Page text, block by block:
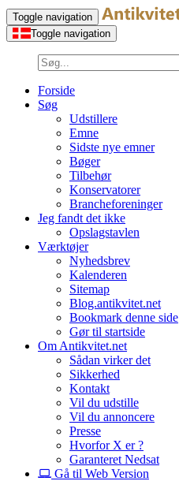
Toggle navigation
Toggle navigation
Forside
Søg
Udstillere
Emne
Sidste nye emner
Bøger
Tilbehør
Konservatorer
Brancheforeninger
Jeg fandt det ikke
Opslagstavlen
Værktøjer
Nyhedsbrev
Kalenderen
Sitemap
Blog.antikvitet.net
Bookmark denne side
Gør til startside
Om Antikvitet.net
Sådan virker det
Sikkerhed
Kontakt
Vil du udstille
Vil du annoncere
Presse
Hvorfor X er ?
Garanteret Nedsat
Gå til Web Version